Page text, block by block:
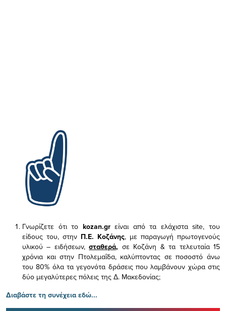
Γνωρίζετε ότι το kozan.gr είναι από τα ελάχισταsite, του
είδους του, στην Π.Ε. Κοζάνης, με παραγωγή πρωτογενούς
υλικού – ειδήσεων,σταθερά, σε Κοζάνη & τα τελευταία 15
χρόνια και στην Πτολεμαΐδα, καλύπτοντας σε ποσοστό άνω
του 80% όλα τα γεγονότα δράσεις που λαμβάνουν χώρα στις
δύο μεγαλύτερες πόλεις της Δ. Μακεδονίας;
Διαβάστε τη συνέχεια εδώ...